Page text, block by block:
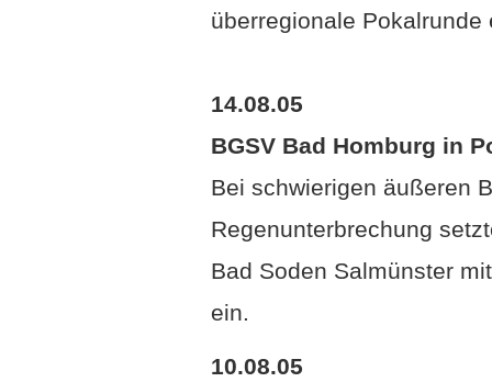
überregionale Pokalrunde
14.08.05
BGSV Bad Homburg in
Bei schwierigen äußeren
Regenunterbrechung
Bad Soden Salmünster
ein.
10.08.05